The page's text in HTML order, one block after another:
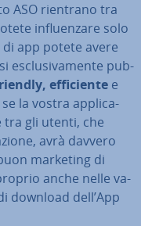
ASO rientrano tra
in­fluen­za­re solo
app potete avere
esclu­si­va­men­te pub­
ef­fi­cien­te e
la vostra ap­pli­ca­
gli utenti, che
avrà davvero
marketing di
anche nelle va­
download dell’App